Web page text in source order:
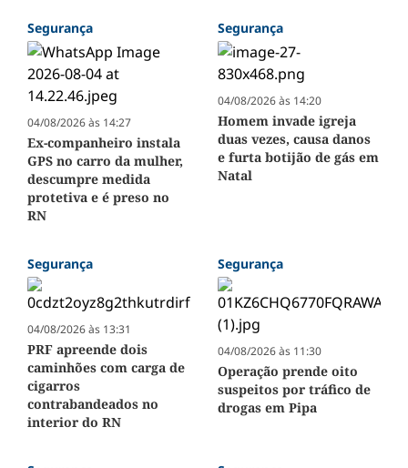
Segurança
04/08/2026 às 14:27
Ex-companheiro instala
GPS no carro da mulher,
descumpre medida
protetiva e é preso no
RN
Segurança
04/08/2026 às 14:20
Homem invade igreja
duas vezes, causa danos
e furta botijão de gás em
Natal
Segurança
04/08/2026 às 13:31
PRF apreende dois
caminhões com carga de
cigarros
contrabandeados no
interior do RN
Segurança
04/08/2026 às 11:30
Operação prende oito
suspeitos por tráfico de
drogas em Pipa